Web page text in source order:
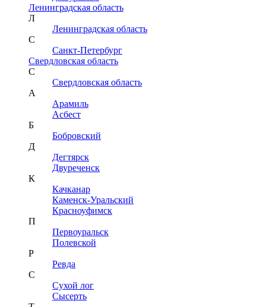
Ленинградская область
Л
Ленинградская область
С
Санкт-Петербург
Свердловская область
С
Свердловская область
А
Арамиль
Асбест
Б
Бобровский
Д
Дегтярск
Двуреченск
К
Качканар
Каменск-Уральский
Красноуфимск
П
Первоуральск
Полевской
Р
Ревда
С
Сухой лог
Сысерть